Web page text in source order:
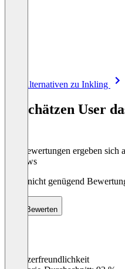
Alle Alternativen zu Inkling
So schätzen User
Die Bewertungen ergeben
Reviews
Noch nicht genügend
Bewerten
Benutzerfreundlichkeit